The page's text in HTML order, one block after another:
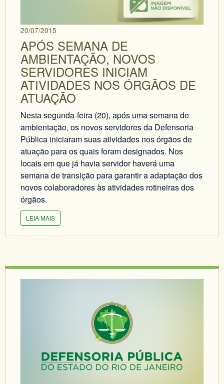
20/07/2015
APÓS SEMANA DE
AMBIENTAÇÃO, NOVOS
SERVIDORES INICIAM
ATIVIDADES NOS ÓRGÃOS DE
ATUAÇÃO
Nesta segunda-feira (20), após uma semana de
ambientação, os novos servidores da Defensoria
Pública iniciaram suas atividades nos órgãos de
atuação para os quais foram designados. Nos
locais em que já havia servidor haverá uma
semana de transição para garantir a adaptação dos
novos colaboradores às atividades rotineiras dos
órgãos.
LEIA MAIS